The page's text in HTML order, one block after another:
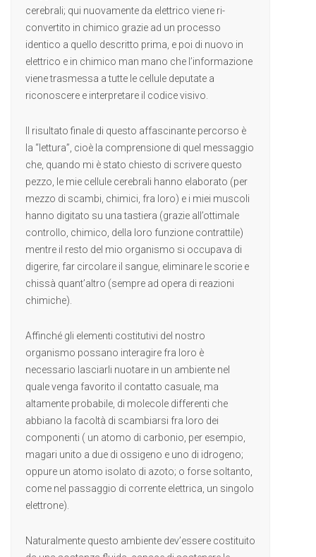
cerebrali; qui nuovamente da elettrico viene ri-
convertito in chimico grazie ad un processo
identico a quello descritto prima, e poi di nuovo in
elettrico e in chimico man mano che l’informazione
viene trasmessa a tutte le cellule deputate a
riconoscere e interpretare il codice visivo.
Il risultato finale di questo affascinante percorso è
la “lettura”, cioè la comprensione di quel messaggio
che, quando mi è stato chiesto di scrivere questo
pezzo, le mie cellule cerebrali hanno elaborato (per
mezzo di scambi, chimici, fra loro) e i miei muscoli
hanno digitato su una tastiera (grazie all’ottimale
controllo, chimico, della loro funzione contrattile)
mentre il resto del mio organismo si occupava di
digerire, far circolare il sangue, eliminare le scorie e
chissà quant’altro (sempre ad opera di reazioni
chimiche).
Affinché gli elementi costitutivi del nostro
organismo possano interagire fra loro è
necessario lasciarli nuotare in un ambiente nel
quale venga favorito il contatto casuale, ma
altamente probabile, di molecole differenti che
abbiano la facoltà di scambiarsi fra loro dei
componenti ( un atomo di carbonio, per esempio,
magari unito a due di ossigeno e uno di idrogeno;
oppure un atomo isolato di azoto; o forse soltanto,
come nel passaggio di corrente elettrica, un singolo
elettrone).
Naturalmente questo ambiente dev’essere costituito